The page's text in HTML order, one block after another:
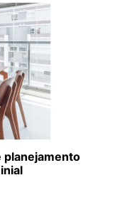
planejamento